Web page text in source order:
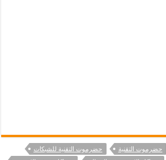
حضرموت التقنية
حضرموت التقنية للشبكات